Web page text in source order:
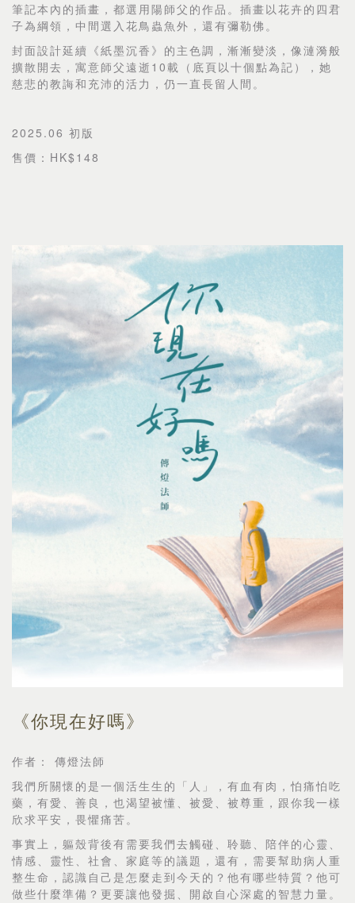
筆記本內的插畫，都選用陽師父的作品。插畫以花卉的四君
子為綱領，中間選入花鳥蟲魚外，還有彌勒佛。
封面設計延續《紙墨沉香》的主色調，漸漸變淡，像漣漪般
擴散開去，寓意師父遠逝10載（底頁以十個點為記），她
慈悲的教誨和充沛的活力，仍一直長留人間。
2025.06 初版
售價：HK$148
《你現在好嗎》
作者： 傳燈法師
我們所關懷的是一個活生生的「人」，有血有肉，怕痛怕吃
藥，有愛、善良，也渴望被懂、被愛、被尊重，跟你我一樣
欣求平安，畏懼痛苦。
事實上，軀殼背後有需要我們去觸碰、聆聽、陪伴的心靈、
情感、靈性、社會、家庭等的議題，還有，需要幫助病人重
整生命，認識自己是怎麼走到今天的？他有哪些特質？他可
做些什麼準備？更要讓他發掘、開啟自心深處的智慧力量。